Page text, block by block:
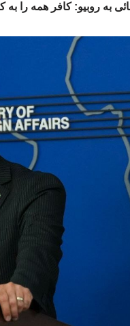
به روبیو: کافر همه را به